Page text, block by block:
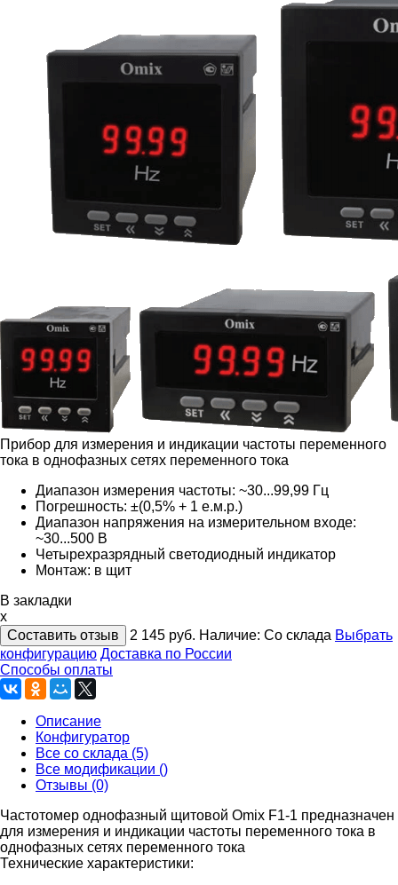
Прибор для измерения и индикации частоты переменного
тока в однофазных сетях переменного тока
Диапазон измерения частоты: ~30...99,99 Гц
Погрешность: ±(0,5% + 1 е.м.р.)
Диапазон напряжения на измерительном входе:
~30...500 В
Четырехразрядный светодиодный индикатор
Монтаж: в щит
В закладки
x
Составить отзыв
2 145 руб. Наличие: Со склада Выбрать
конфигурацию Доставка по России
Способы оплаты
Описание
Конфигуратор
Все со склада (5)
Все модификации ()
Отзывы (0)
Частотомер однофазный щитовой Omix F1-1 предназначен
для измерения и индикации частоты переменного тока в
однофазных сетях переменного тока
Технические характеристики: